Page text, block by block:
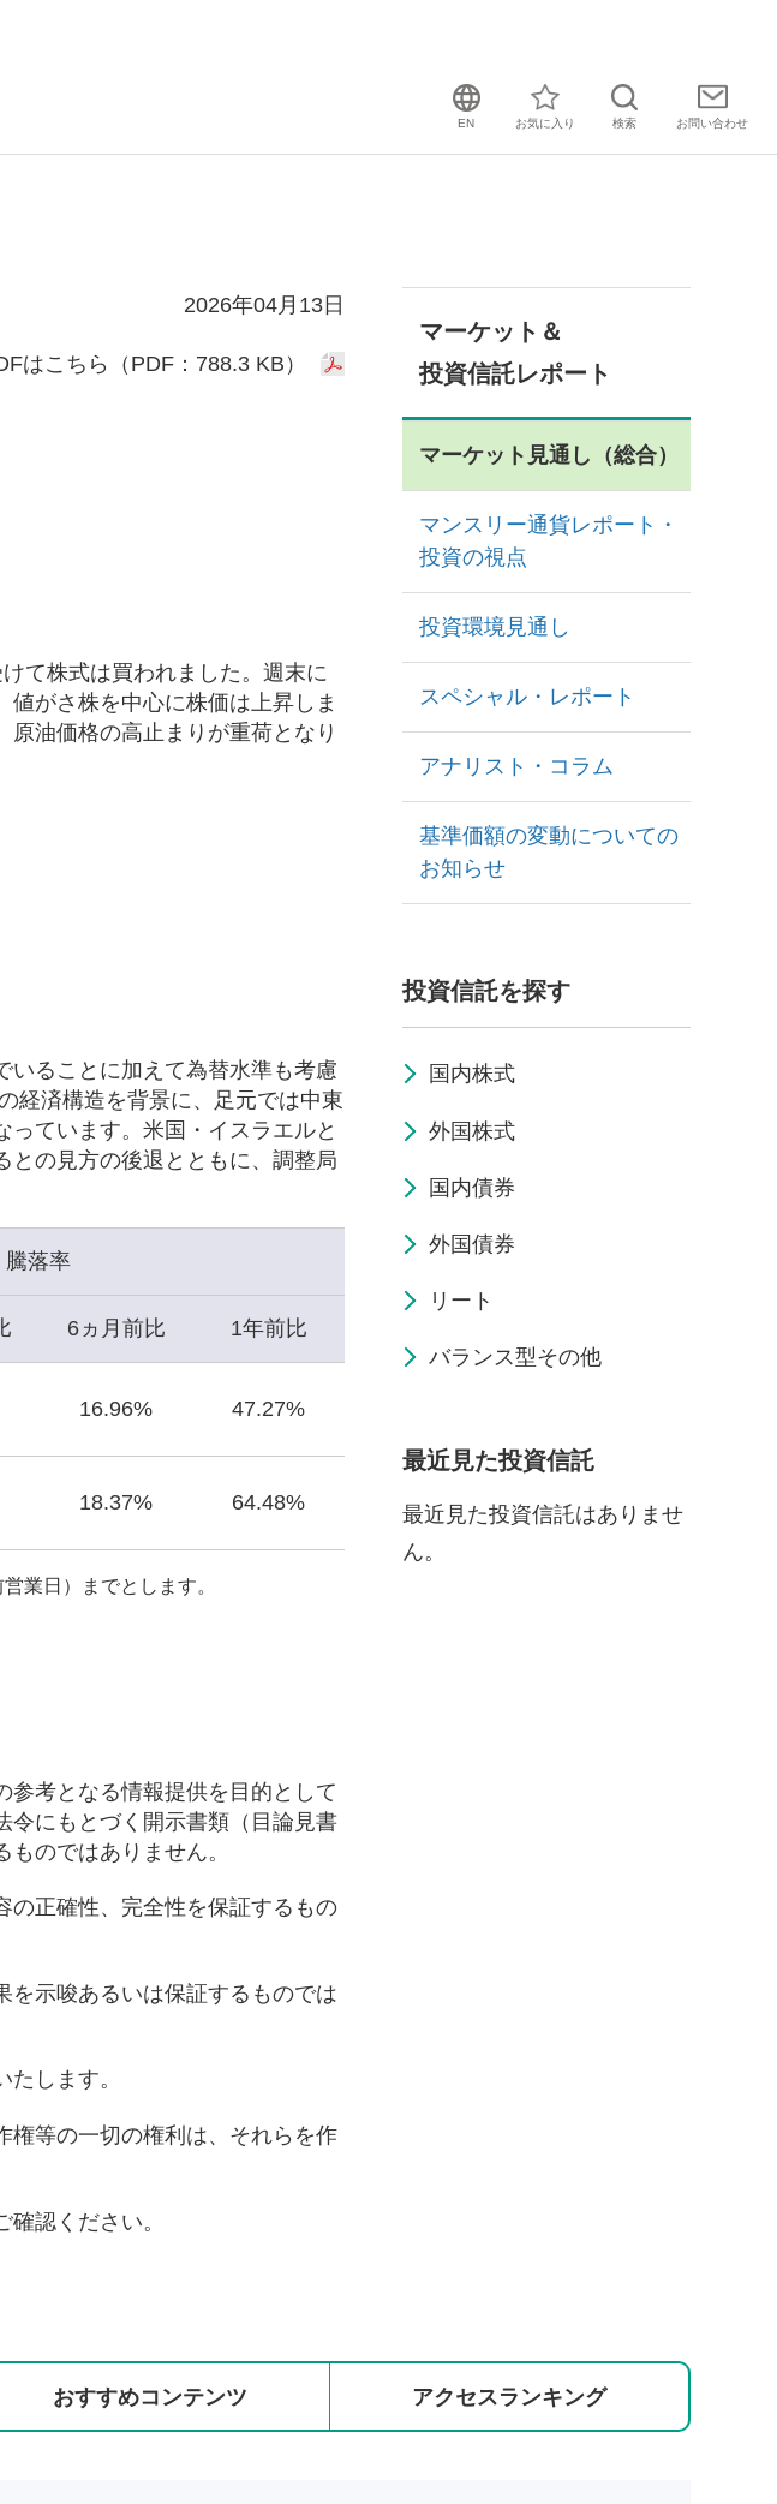
EN お気に入り 検索 お問い合わせ
2026年04月13日
はこちら（PDF：788.3 KB）
て株式は買われました。週末に
がさ株を中心に株価は上昇しま
油価格の高止まりが重荷となり
いることに加えて為替水準も考慮
経済構造を背景に、足元では中東
ています。米国・イスラエルと
との見方の後退とともに、調整局
騰落率
6ヵ月前比 1年前比
16.96% 47.27%
18.37% 64.48%
業日）までとします。
参考となる情報提供を目的として
令にもとづく開示書類（目論見書
のではありません。
の正確性、完全性を保証するもの
を示唆あるいは保証するものでは
します。
権等の一切の権利は、それらを作
認ください。
マーケット＆
投資信託レポート
マーケット見通し（総合）
マンスリー通貨レポート・
投資の視点
投資環境見通し
スペシャル・レポート
アナリスト・コラム
基準価額の変動についての
お知らせ
投資信託を探す
国内株式
外国株式
国内債券
外国債券
リート
バランス型その他
最近見た投資信託
最近見た投資信託はありませ
ん。
おすすめコンテンツ アクセスランキング